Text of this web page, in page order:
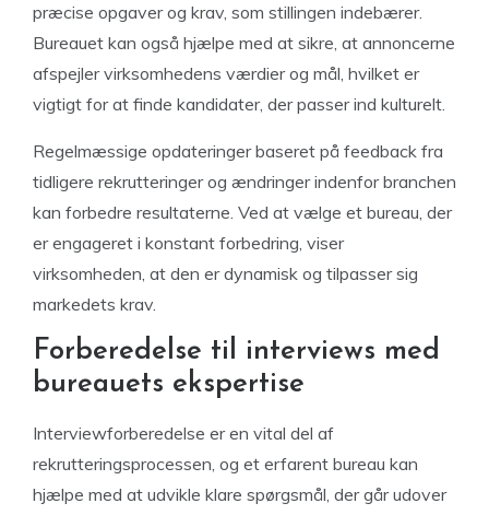
præcise opgaver og krav, som stillingen indebærer.
Bureauet kan også hjælpe med at sikre, at annoncerne
afspejler virksomhedens værdier og mål, hvilket er
vigtigt for at finde kandidater, der passer ind kulturelt.
Regelmæssige opdateringer baseret på feedback fra
tidligere rekrutteringer og ændringer indenfor branchen
kan forbedre resultaterne. Ved at vælge et bureau, der
er engageret i konstant forbedring, viser
virksomheden, at den er dynamisk og tilpasser sig
markedets krav.
Forberedelse til interviews med
bureauets ekspertise
Interviewforberedelse er en vital del af
rekrutteringsprocessen, og et erfarent bureau kan
hjælpe med at udvikle klare spørgsmål, der går udover